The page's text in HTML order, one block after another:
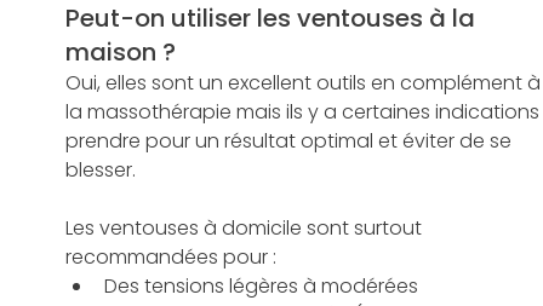
Peut-on utiliser les ventouses à la
maison ?
Oui, elles sont un excellent outils en complément
la massothérapie mais ils y a certaines
prendre pour un résultat optimal et éviter de se
blesser.
Les ventouses à domicile sont surtout
recommandées pour :
Des tensions légères à modérées